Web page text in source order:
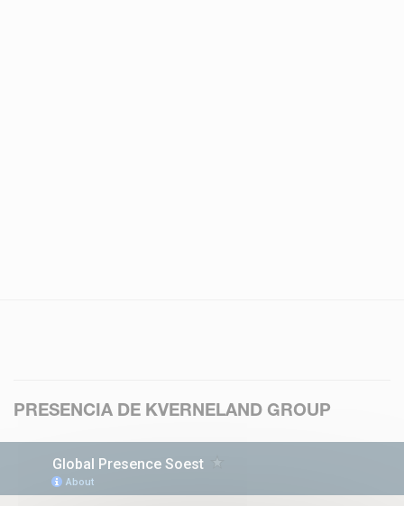
PRESENCIA DE KVERNELAND GROUP